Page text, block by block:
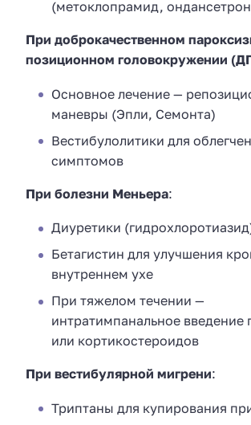
(метоклопрамид,
При доброкачественном
позиционном головокружении
Основное лечение —
маневры (Эпли, Семонта)
Вестибулолитики для
симптомов
При болезни Меньера:
Диуретики
Бетагистин для улучшения
внутреннем ухе
При тяжелом течении —
интратимпанальное введение
или кортикостероидов
При вестибулярной мигрени:
Триптаны для купирования